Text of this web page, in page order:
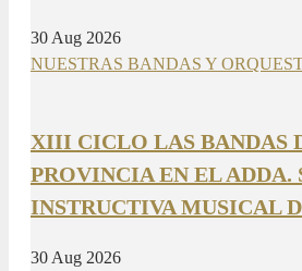
30 Aug 2026
NUESTRAS BANDAS Y
XIII CICLO LAS BANDAS
PROVINCIA EN EL ADDA.
INSTRUCTIVA MUSICAL
30 Aug 2026